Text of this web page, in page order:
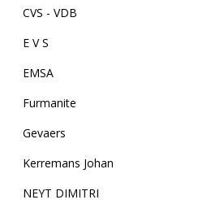
CVS - VDB
E V S
EMSA
Furmanite
Gevaers
Kerremans Johan
NEYT DIMITRI